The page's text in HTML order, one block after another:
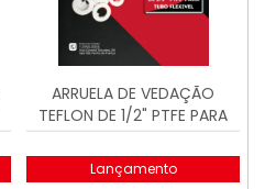
ARRUELA DE VEDAÇÃO
TEFLON DE 1/2" PTFE PARA
TUBO FLEXIVEL
Lançamento